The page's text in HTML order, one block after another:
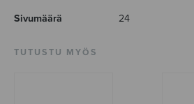
Sivumäärä 24
TUTUSTU MYÖS